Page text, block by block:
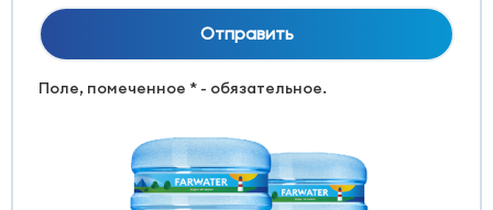
Поле, помеченное * - обязательное.